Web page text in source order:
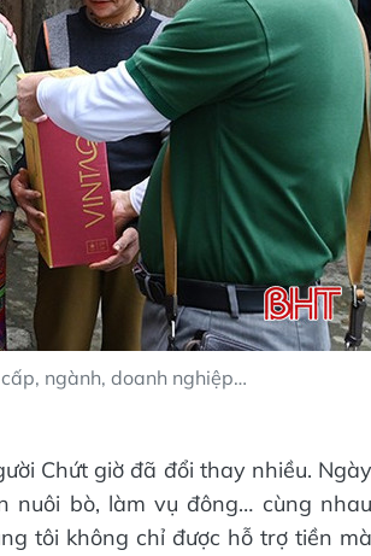
ngành, doanh nghiệp…
Chứt giờ đã đổi thay nhiều. Ngày
nuôi bò, làm vụ đông… cùng nhau
tôi không chỉ được hỗ trợ tiền mà